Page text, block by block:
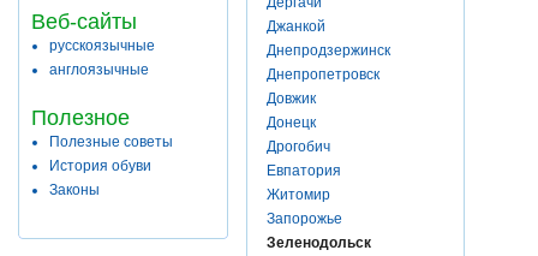
Веб-сайты
русскоязычные
англоязычные
Полезное
Полезные советы
История обуви
Законы
Джанкой
Днепродзержинск
Днепропетровск
Довжик
Донецк
Дрогобич
Евпатория
Житомир
Запорожье
Зеленодольск